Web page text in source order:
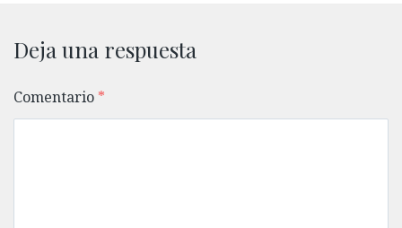
Deja una respuesta
Comentario *